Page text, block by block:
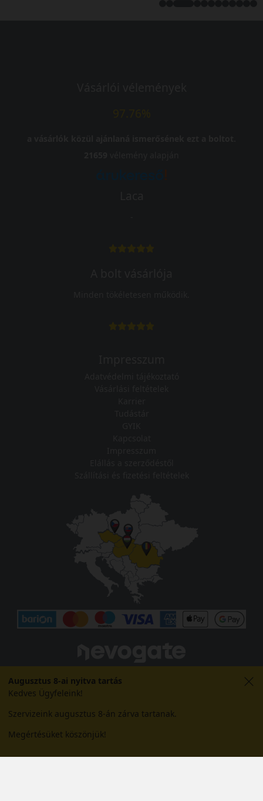
Augusztus 8-ai nyitva tartás
Kedves Ügyfeleink!
Szervizeink augusztus 8-án zárva tartanak.
Megértésüket köszönjük!